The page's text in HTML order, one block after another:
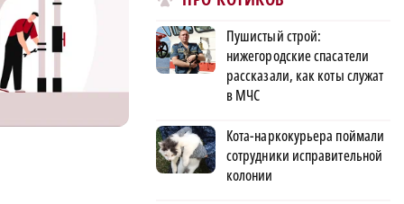
Пушистый строй:
нижегородские спасатели
рассказали, как коты служат
в МЧС
Кота-наркокурьера поймали
сотрудники исправительной
колонии